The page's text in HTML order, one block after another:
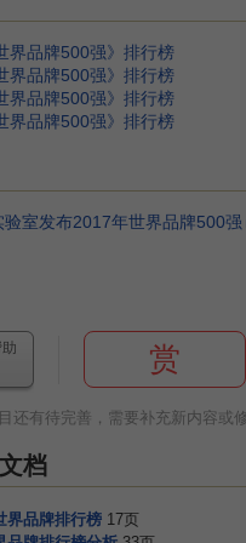
界品牌500强》排行榜
界品牌500强》排行榜
界品牌500强》排行榜
界品牌500强》排行榜
验室发布2017年世界品牌500强
赏
还有待完善，需要补充新内容或
档
界品牌排行榜 17页